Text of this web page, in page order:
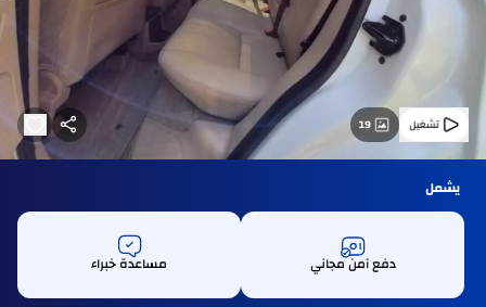
19
يشمل
دفع آمن مجاني مساعدة خبراء